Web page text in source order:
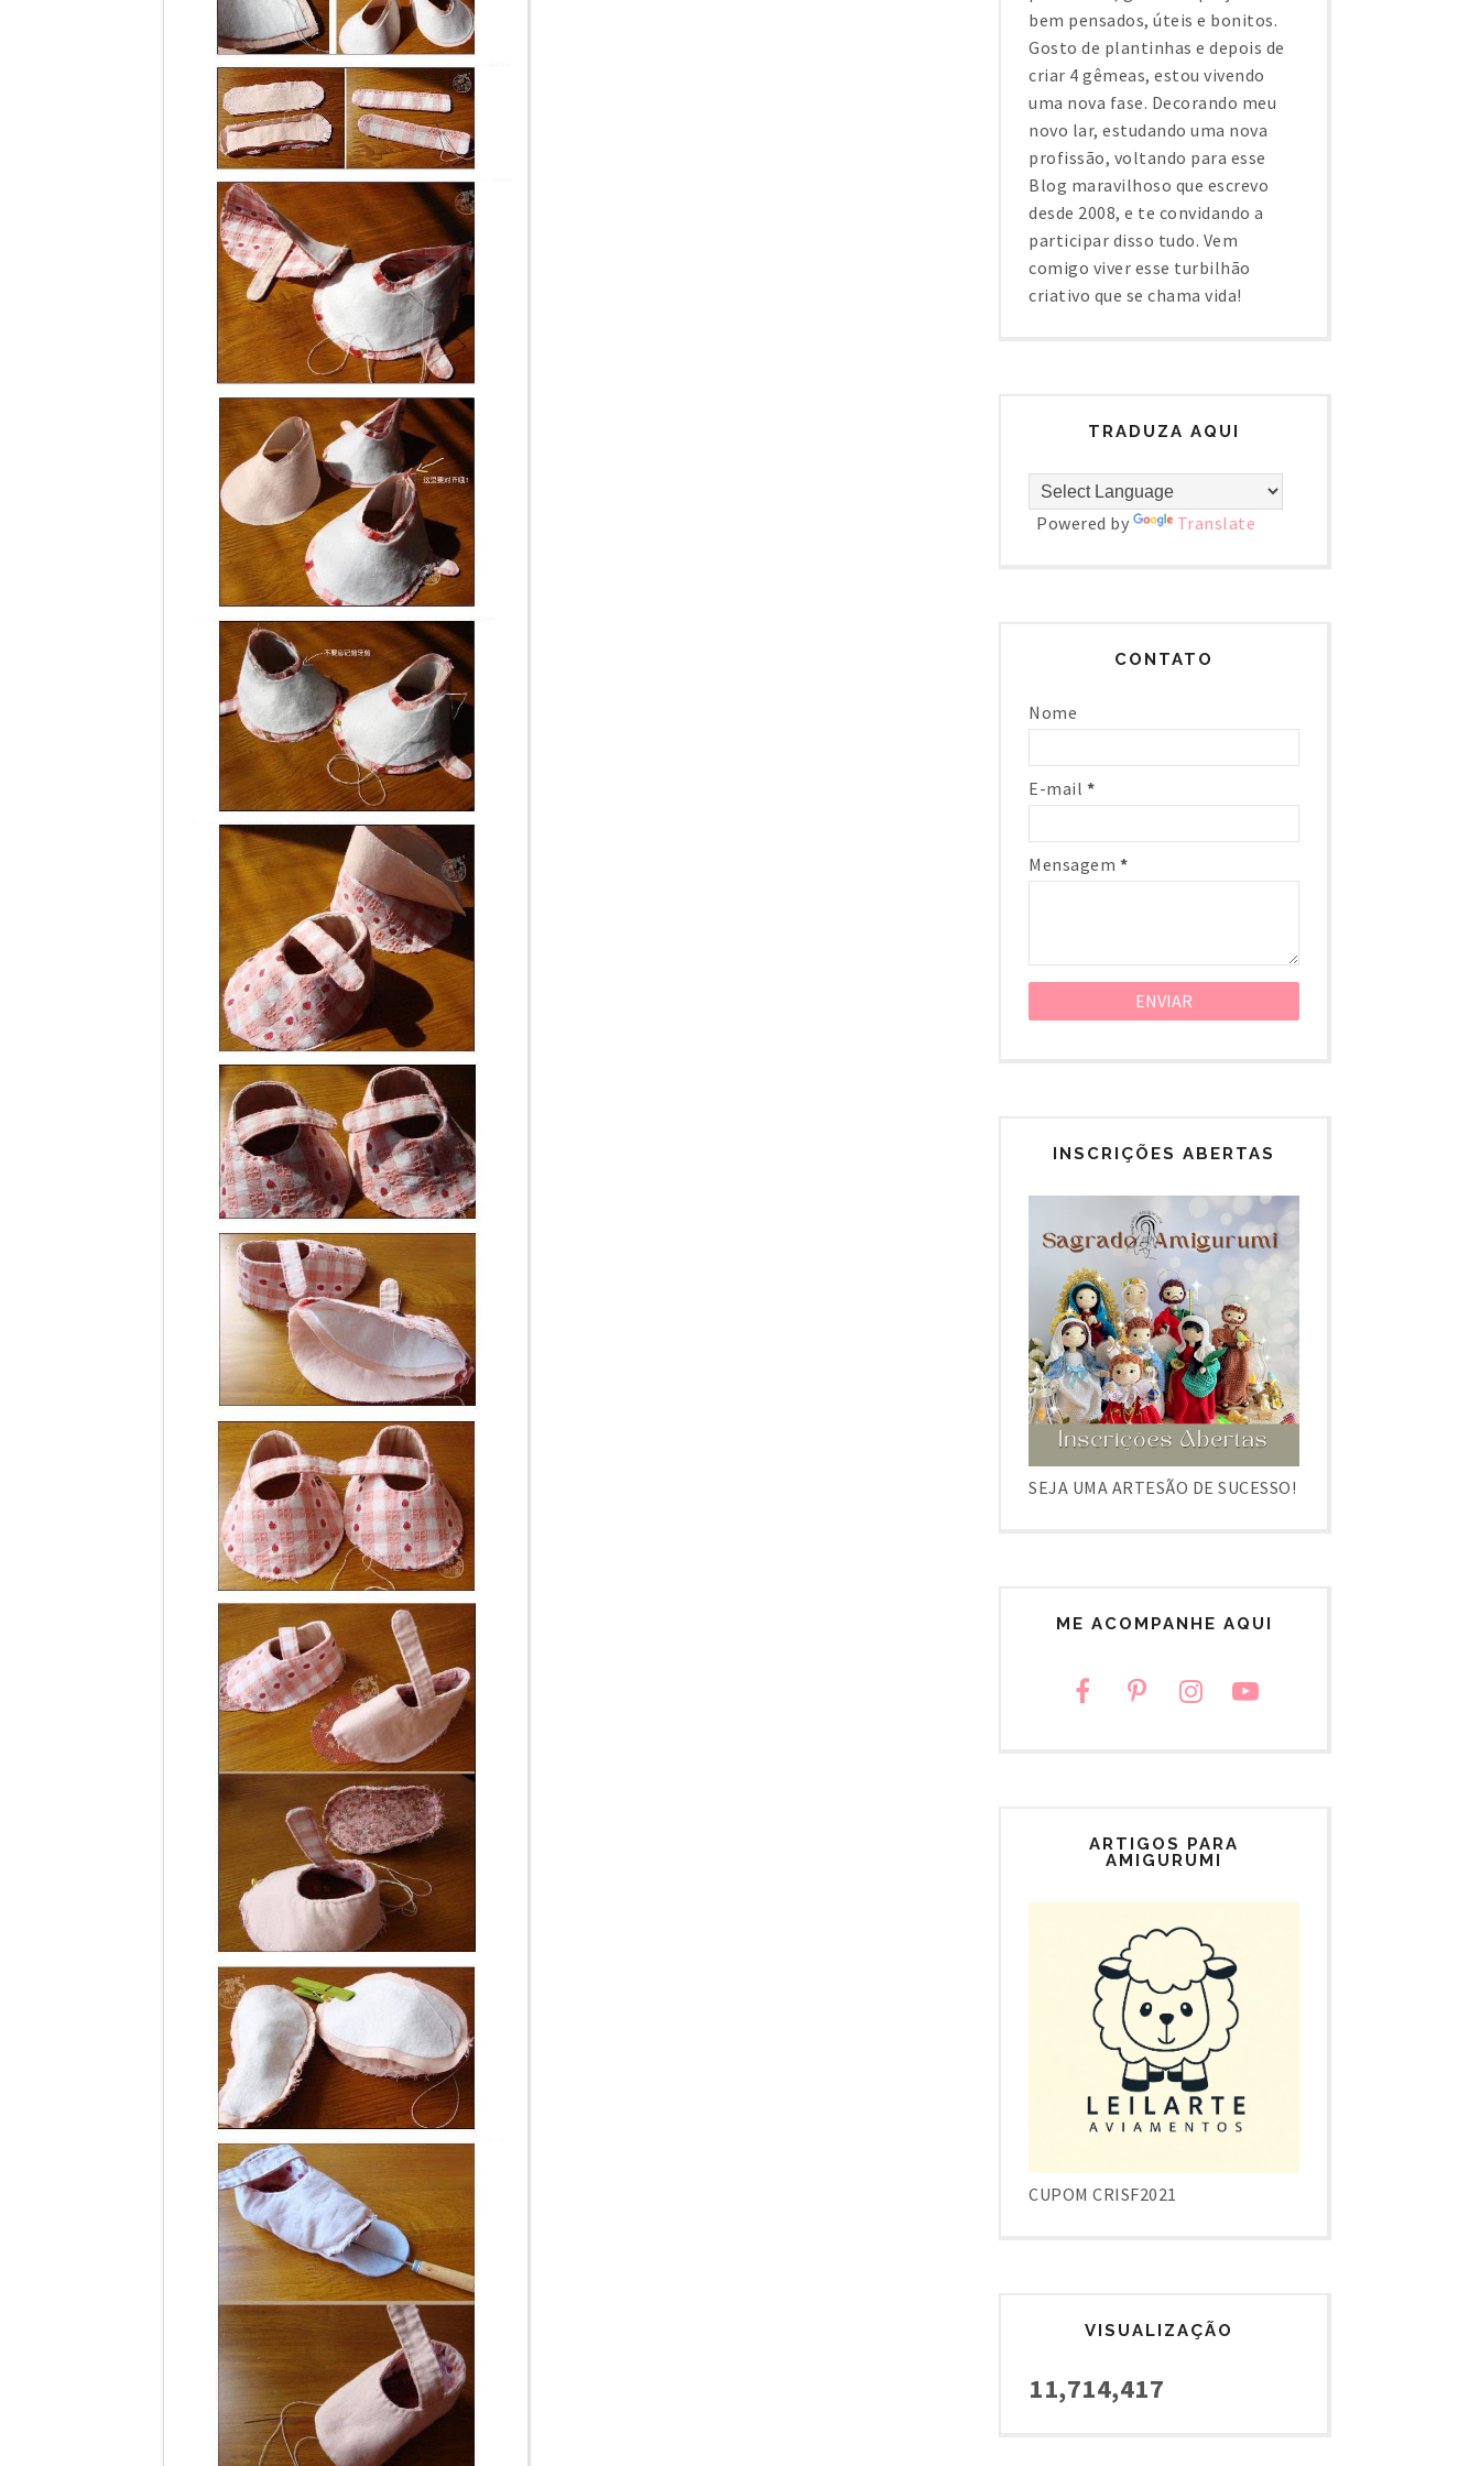
bem pensados, úteis e bonitos.
Gosto de plantinhas e depois de
criar 4 gêmeas, estou vivendo
uma nova fase. Decorando meu
novo lar, estudando uma nova
profissão, voltando para esse
Blog maravilhoso que escrevo
desde 2008, e te convidando a
participar disso tudo. Vem
comigo viver esse turbilhão
criativo que se chama vida!
TRADUZA AQUI
Powered by Translate
CONTATO
Nome
E-mail *
Mensagem *
INSCRIÇÕES ABERTAS
SEJA UMA ARTESÃO DE SUCESSO!
ME ACOMPANHE AQUI
ARTIGOS PARA
AMIGURUMI
CUPOM CRISF2021
VISUALIZAÇÃO
11,714,417